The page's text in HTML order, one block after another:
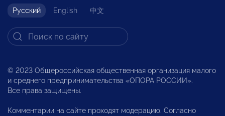
Русский English 中文
© 2023 Общероссийская общественная организация малого
и среднего предпринимательства «ОПОРА РОССИИ».
Все права защищены.
Комментарии на сайте проходят модерацию. Согласно